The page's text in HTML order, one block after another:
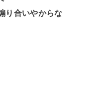
り合いやからな